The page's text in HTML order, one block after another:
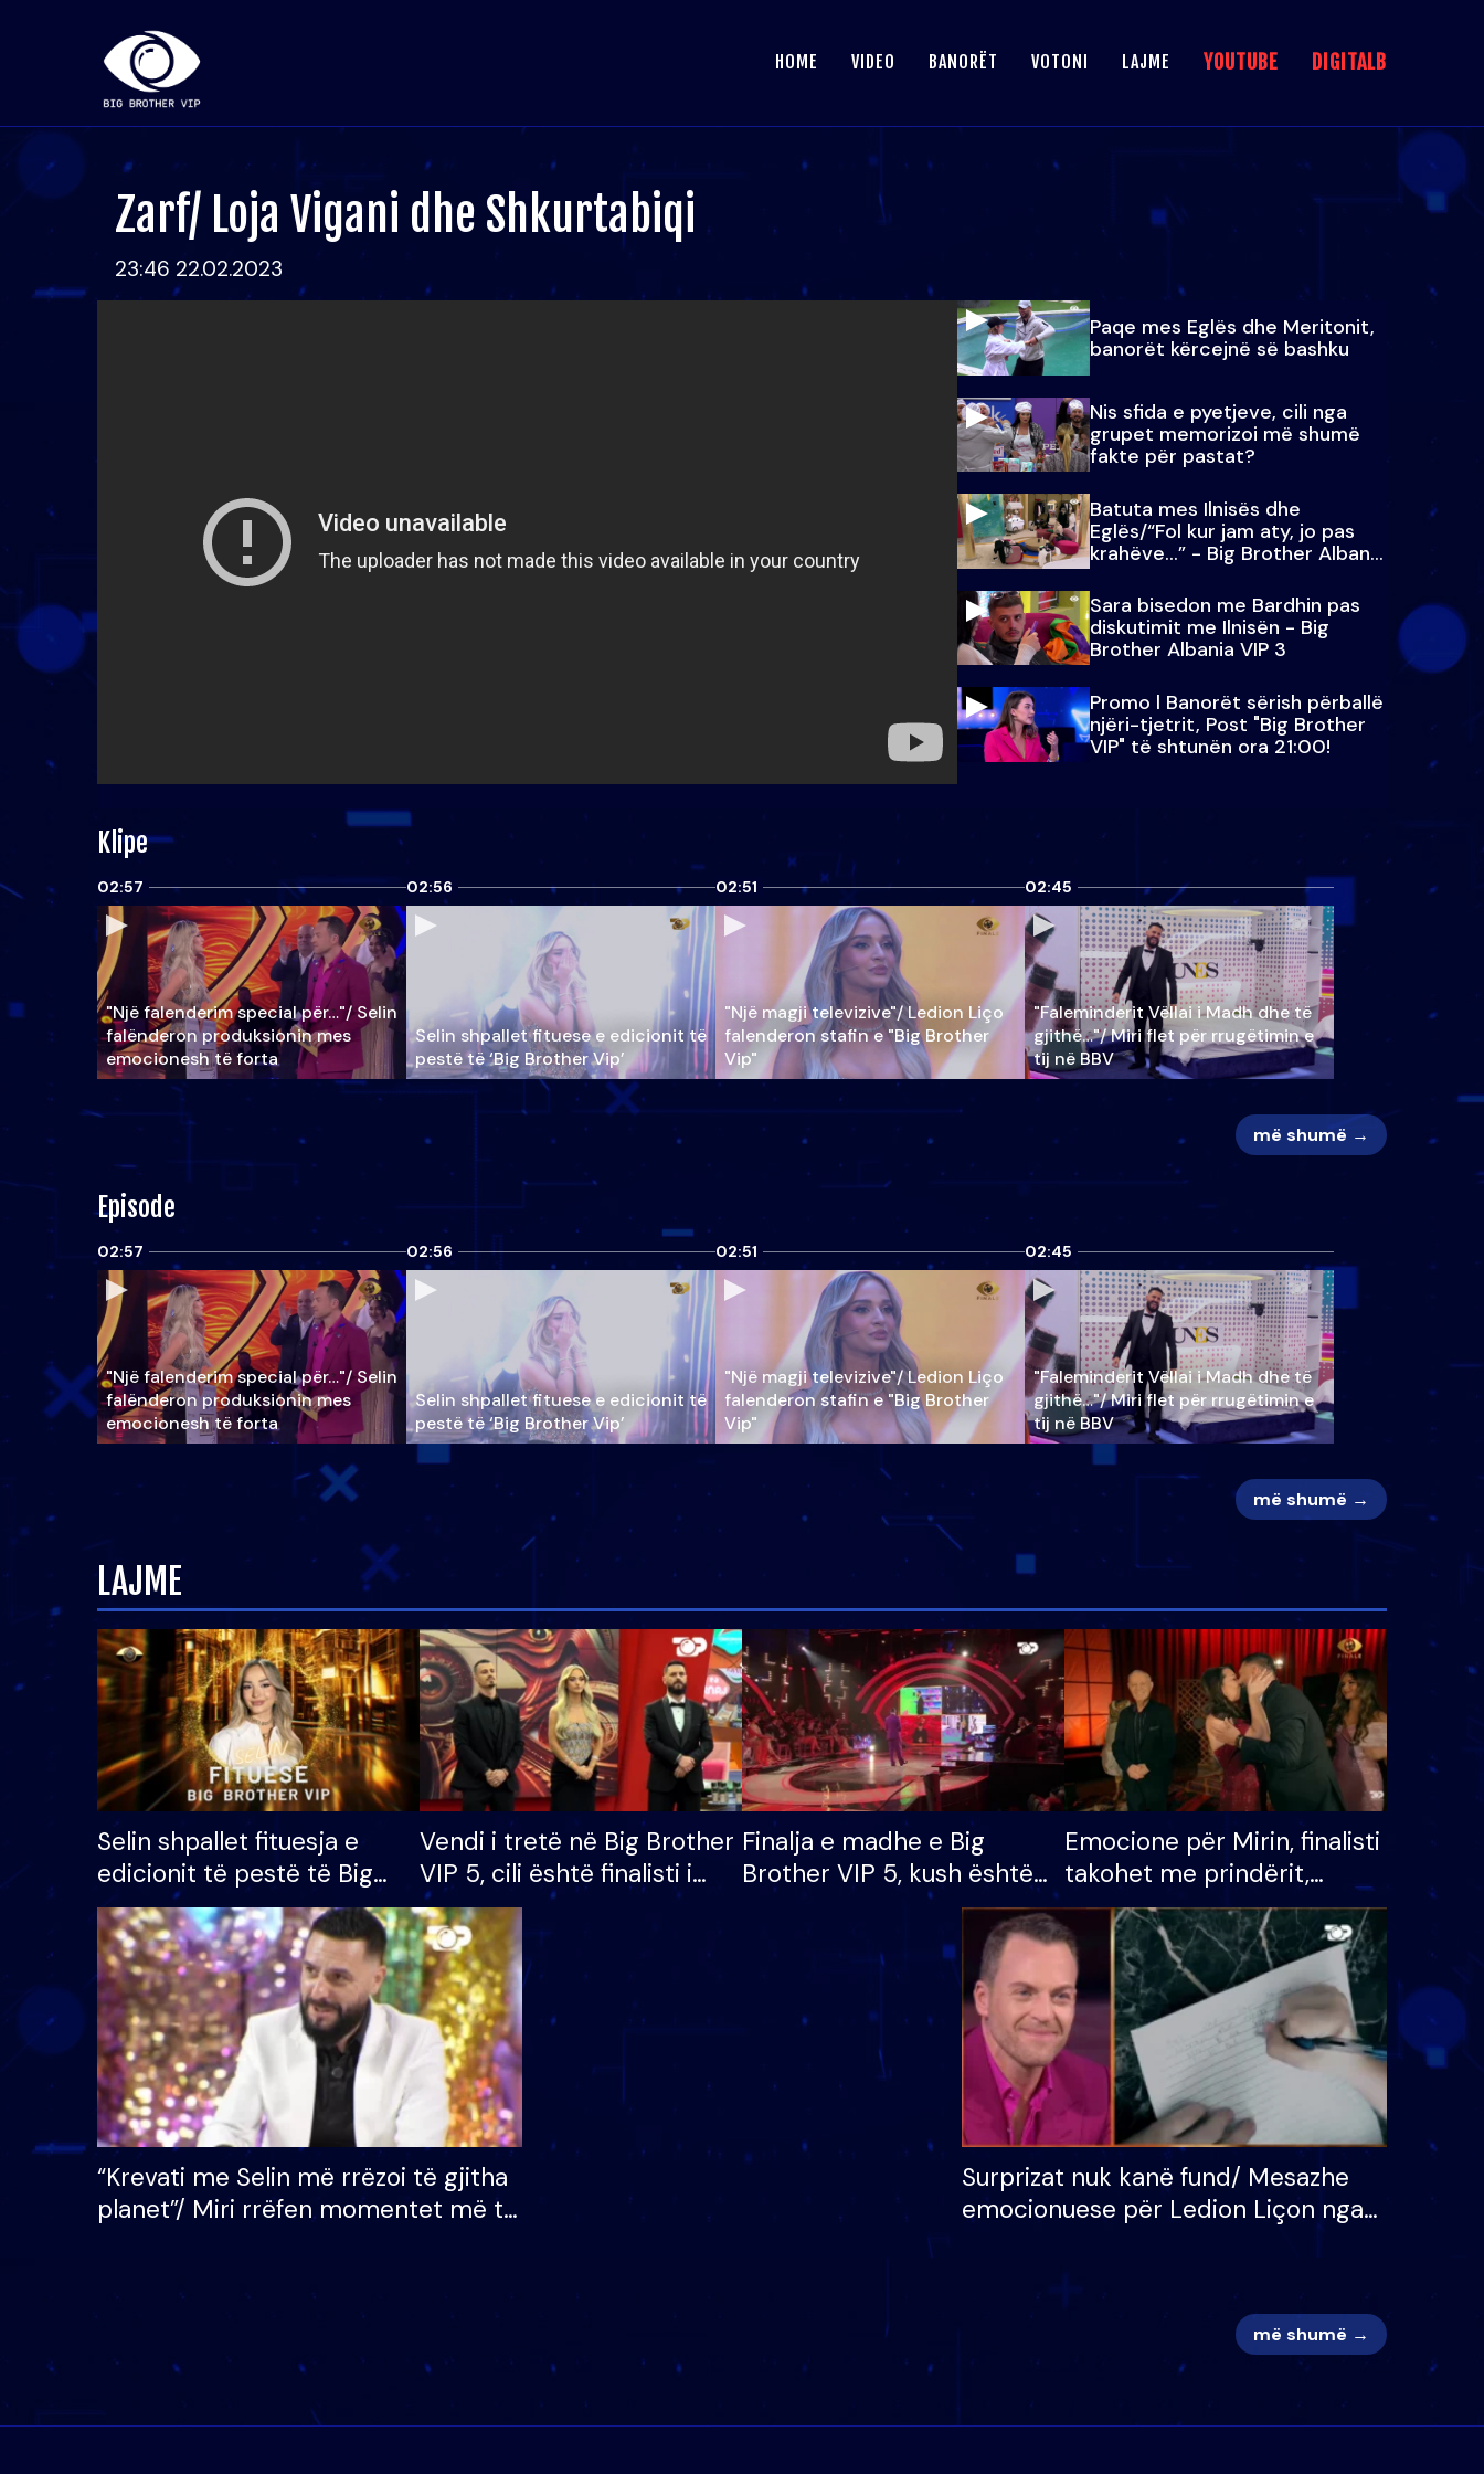
HOME VIDEO BANORËT VOTONI LAJME YOUTUBE DIGITALB
Zarf/ Loja Vigani dhe Shkurtabiqi
23:46 22.02.2023
Paqe mes Eglës dhe Meritonit,
banorët kërcejnë së bashku
Nis sfida e pyetjeve, cili nga
grupet memorizoi më shumë
fakte për pastat?
Batuta mes Ilnisës dhe
Eglës/“Fol kur jam aty, jo pas
krahëve…” - Big Brother Albania
VIP 3
Sara bisedon me Bardhin pas
diskutimit me Ilnisën - Big
Brother Albania VIP 3
Promo l Banorët sërish përballë
njëri-tjetrit, Post "Big Brother
VIP" të shtunën ora 21:00!
Klipe
02:57
"Një falenderim special për…"/ Selin
falënderon produksionin mes
emocionesh të forta
02:56
Selin shpallet fituese e edicionit të
pestë të ‘Big Brother Vip’
02:51
"Një magji televizive"/ Ledion Liço
falenderon stafin e "Big Brother
Vip"
02:45
"Faleminderit Vëllai i Madh dhe të
gjithë…"/ Miri flet për rrugëtimin e
tij në BBV
më shumë →
Episode
02:57
"Një falenderim special për…"/ Selin
falënderon produksionin mes
emocionesh të forta
02:56
Selin shpallet fituese e edicionit të
pestë të ‘Big Brother Vip’
02:51
"Një magji televizive"/ Ledion Liço
falenderon stafin e "Big Brother
Vip"
02:45
"Faleminderit Vëllai i Madh dhe të
gjithë…"/ Miri flet për rrugëtimin e
tij në BBV
më shumë →
LAJME
Selin shpallet fituesja e
edicionit të pestë të Big
Brother VIP, rrëmben
çmimin e madh prej 100
mijë eurosh
Vendi i tretë në Big Brother
VIP 5, cili është finalisti i
radhës që lë shtëpinë
Finalja e madhe e Big
Brother VIP 5, kush është
banori i parë që lë shtëpinë
dhe humb mundësinë për
të fituar çmimin e madh
Emocione për Mirin, finalisti
takohet me prindërit,
vajzën dhe bashkëshorten:
S’kemi ndonjë letër divorci
apo jo?
“Krevati me Selin më rrëzoi të gjitha
planet”/ Miri rrëfen momentet më të
Surprizat nuk kanë fund/ Mesazhe
emocionuese për Ledion Liçon nga
më shumë →